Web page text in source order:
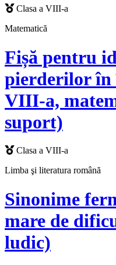
Clasa a VIII-a
Matematică
Fișă pentru
pierderilor în
VIII-a,
suport)
Clasa a VIII-a
Limba şi literatura română
Sinonime
mare de
ludic)